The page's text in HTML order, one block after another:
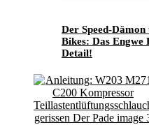
Der Speed-
Bikes: Das Engwe
Detail!